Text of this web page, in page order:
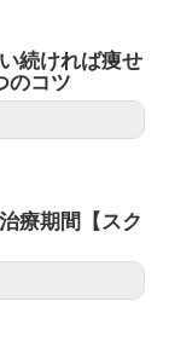
続ければ痩せ
のコツ
療期間【スク